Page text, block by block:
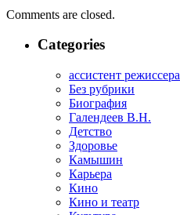
Comments are closed.
Categories
ассистент режиссера
Без рубрики
Биография
Галендеев В.Н.
Детство
Здоровье
Камышин
Карьера
Кино
Кино и театр